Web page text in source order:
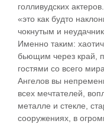
голливудских
«это как будто
чокнутым и
Именно таким:
бьющим через край,
гостями со всего
Ангелов вы
всех мечтателей,
металле и стекле,
сооружениях, в